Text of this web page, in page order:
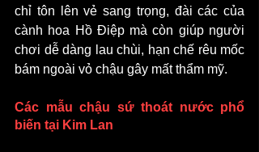
chỉ tôn lên vẻ sang trọng, đài các của
cành hoa Hồ Điệp mà còn giúp người
chơi dễ dàng lau chùi, hạn chế rêu mốc
bám ngoài vỏ chậu gây mất thẩm mỹ.
Các mẫu chậu sứ thoát nước phổ
biến tại Kim Lan